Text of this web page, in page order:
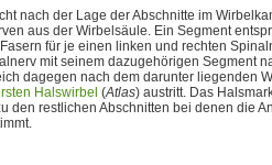
nach der Lage der Abschnitte im
aus der Wirbelsäule. Ein Segment
für je einen linken und rechten
mit seinem dazugehörigen Segment
dagegen nach dem darunter liegenden
Halswirbel (Atlas) austritt. Das
den restlichen Abschnitten bei denen die